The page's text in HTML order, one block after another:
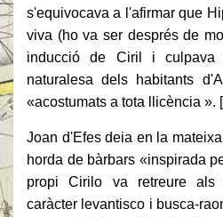
s'equivocava a l'afirmar que
viva (ho va ser després de
inducció de Ciril i
naturalesa dels habitants
«acostumats a tota llicència ».
Joan d'Efes deia en la
horda de bàrbars «inspirada
propi Cirilo va retreure als
caràcter levantisco i busca-